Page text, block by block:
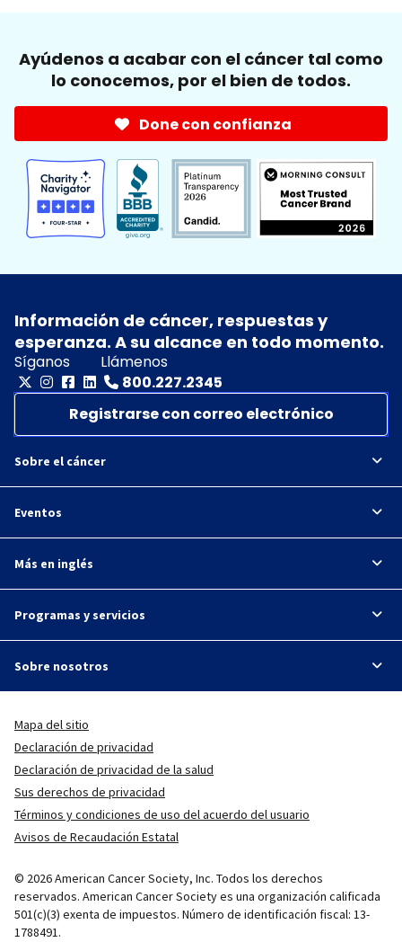
Ayúdenos a acabar con el cáncer tal como
lo conocemos, por el bien de todos.
Done con confianza
Información de cáncer, respuestas y
esperanza. A su alcance en todo momento.
Síganos
Llámenos
800.227.2345
Registrarse con correo electrónico
Sobre el cáncer
Eventos
Más en inglés
Programas y servicios
Sobre nosotros
Mapa del sitio
Declaración de privacidad
Declaración de privacidad de la salud
Sus derechos de privacidad
Términos y condiciones de uso del acuerdo del usuario
Avisos de Recaudación Estatal
© 2026 American Cancer Society, Inc. Todos los derechos
reservados. American Cancer Society es una organización calificada
501(c)(3) exenta de impuestos. Número de identificación fiscal: 13-
1788491.